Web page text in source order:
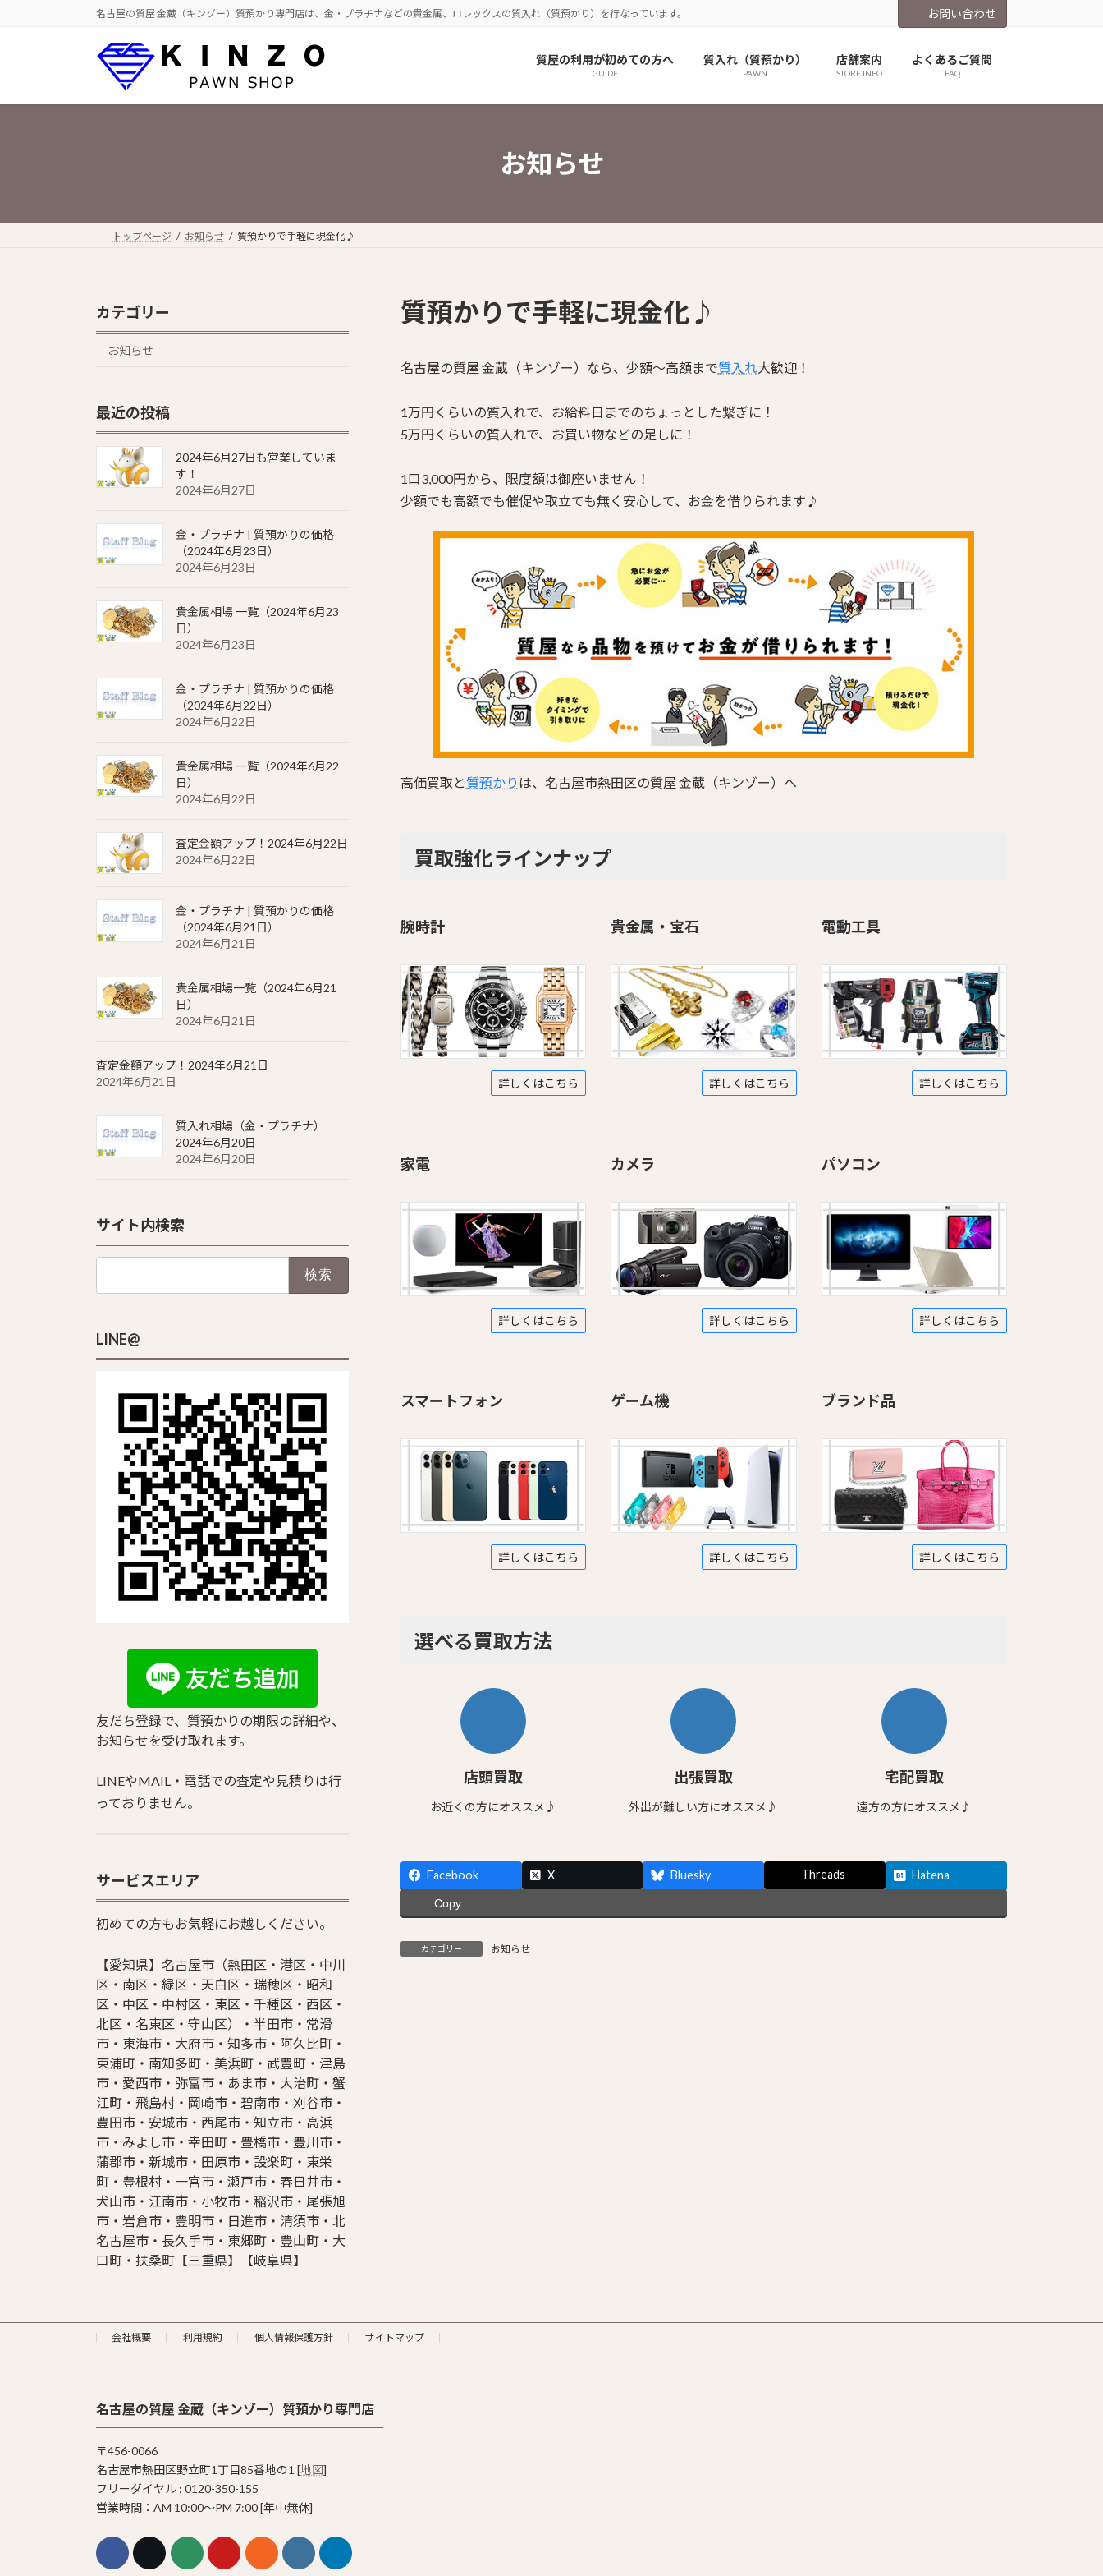
へ
ョ
名古屋の質屋 金蔵（キンゾー）質預かり専門店は、金・プラチナなどの貴金属、ロレックスの質入れ（質預かり）を行なっています。 お問い合わせ
質屋の利用が初めての方へ
GUIDE
質入れ（質預かり）
PAWN
店舗案内
STORE INFO
よくあるご質問
FAQ
お知らせ
トップページ お知らせ 質預かりで手軽に現金化♪
質預かりで手軽に現金化♪
名古屋の質屋 金蔵（キンゾー）なら、少額～高額まで質入れ大歓迎！
1万円くらいの質入れで、お給料日までのちょっとした繋ぎに！
5万円くらいの質入れで、お買い物などの足しに！
1口3,000円から、限度額は御座いません！
少額でも高額でも催促や取立ても無く安心して、お金を借りられます♪
高価買取と質預かり は、名古屋市熱田区の質屋 金蔵（キンゾー）へ
買取強化ラインナップ
腕時計
詳しくはこちら
貴金属・宝石
詳しくはこちら
電動工具
詳しくはこちら
家電
詳しくはこちら
カメラ
詳しくはこちら
パソコン
詳しくはこちら
スマートフォン
詳しくはこちら
ゲーム機
詳しくはこちら
ブランド品
詳しくはこちら
選べる買取方法
店頭買取
お近くの方にオススメ♪
出張買取
外出が難しい方にオススメ♪
宅配買取
遠方の方にオススメ♪
Facebook X Bluesky Threads Hatena
Copy
カテゴリー お知らせ
カテゴリー
お知らせ
最近の投稿
2024年6月27日も営業していま
す！
2024年6月27日
金・プラチナ | 質預かりの価格
（2024年6月23日）
2024年6月23日
貴金属相場 一覧（2024年6月23
日）
2024年6月23日
金・プラチナ | 質預かりの価格
（2024年6月22日）
2024年6月22日
貴金属相場 一覧（2024年6月22
日）
2024年6月22日
査定金額アップ！2024年6月22日
2024年6月22日
金・プラチナ | 質預かりの価格
（2024年6月21日）
2024年6月21日
貴金属相場一覧（2024年6月21
日）
2024年6月21日
査定金額アップ！2024年6月21日
2024年6月21日
質入れ相場（金・プラチナ）
2024年6月20日
2024年6月20日
サイト内検索
LINE@
友だち登録で、質預かりの期限の詳細や、
お知らせを受け取れます。
LINEやMAIL・電話での査定や見積りは行
っておりません。
サービスエリア
初めての方もお気軽にお越しください。
【愛知県】名古屋市（熱田区・港区・中川
区・南区・緑区・天白区・瑞穂区・昭和
区・中区・中村区・東区・千種区・西区・
北区・名東区・守山区）・半田市・常滑
市・東海市・大府市・知多市・阿久比町・
東浦町・南知多町・美浜町・武豊町・津島
市・愛西市・弥富市・あま市・大治町・蟹
江町・飛島村・岡崎市・碧南市・刈谷市・
豊田市・安城市・西尾市・知立市・高浜
市・みよし市・幸田町・豊橋市・豊川市・
蒲郡市・新城市・田原市・設楽町・東栄
町・豊根村・一宮市・瀬戸市・春日井市・
犬山市・江南市・小牧市・稲沢市・尾張旭
市・岩倉市・豊明市・日進市・清須市・北
名古屋市・長久手市・東郷町・豊山町・大
口町・扶桑町【三重県】【岐阜県】
会社概要 利用規約 個人情報保護方針 サイトマップ
名古屋の質屋 金蔵（キンゾー）質預かり専門店
〒456-0066
名古屋市熱田区野立町1丁目85番地の1 [地図]
フリーダイヤル : 0120-350-155
営業時間：AM 10:00〜PM 7:00 [年中無休]